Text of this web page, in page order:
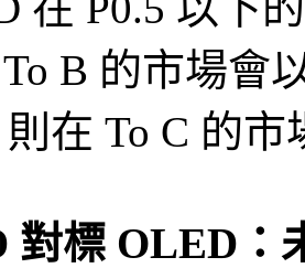
B 的市場會
在 To C 的
標 OLED：